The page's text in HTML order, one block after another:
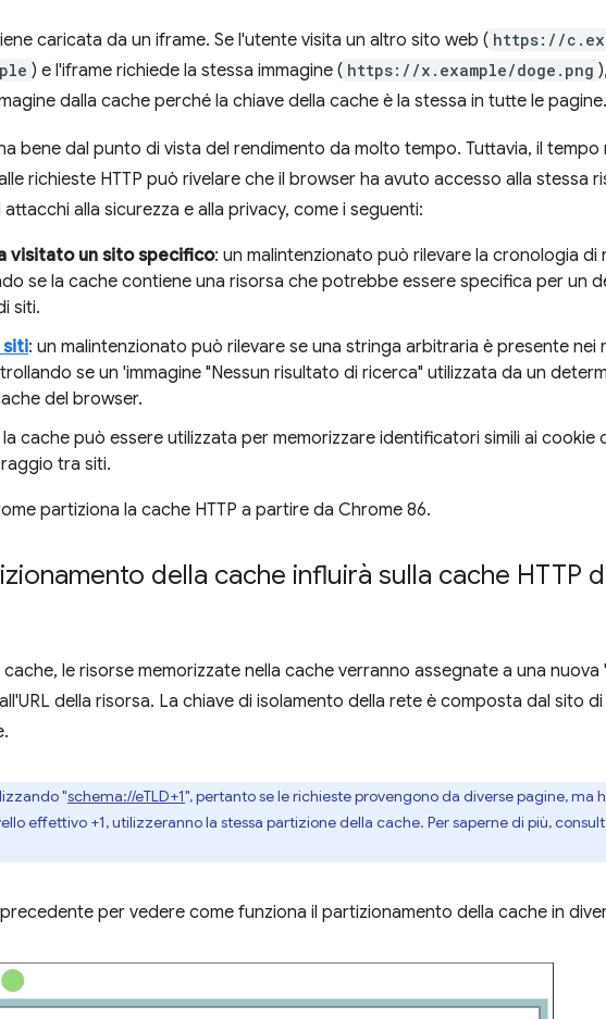
caricata da un iframe. Se l'utente visita un altro sito web ( https://
) e l'iframe richiede la stessa immagine ( https://x.example/doge.png
dalla cache perché la chiave della cache è la stessa in tutte le pagine.
bene dal punto di vista del rendimento da molto tempo. Tuttavia, il tempo
richieste HTTP può rivelare che il browser ha avuto accesso alla stessa
alla sicurezza e alla privacy, come i seguenti:
visitato un sito specifico: un malintenzionato può rilevare la cronologia di
se la cache contiene una risorsa che potrebbe essere specifica per un
siti.
siti: un malintenzionato può rilevare se una stringa arbitraria è presente nei
se un 'immagine "Nessun risultato di ricerca" utilizzata da un
del browser.
la cache può essere utilizzata per memorizzare identificatori simili ai cookie
tra siti.
partiziona la cache HTTP a partire da Chrome 86.
della cache influirà sulla cache HTTP
le risorse memorizzate nella cache verranno assegnate a una nuova
della risorsa. La chiave di isolamento della rete è composta dal sito
"schema://eTLD+1", pertanto se le richieste provengono da diverse pagine, ma
effettivo +1, utilizzeranno la stessa partizione della cache. Per saperne di più,
per vedere come funziona il partizionamento della cache in